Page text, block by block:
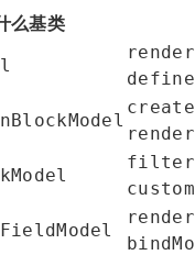
么基类